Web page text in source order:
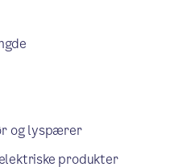
og lyspærer
produkter